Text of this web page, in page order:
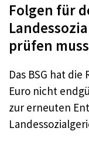
Folgen für
prüfen muss
Das BSG hat
Euro nicht
zur erneuten